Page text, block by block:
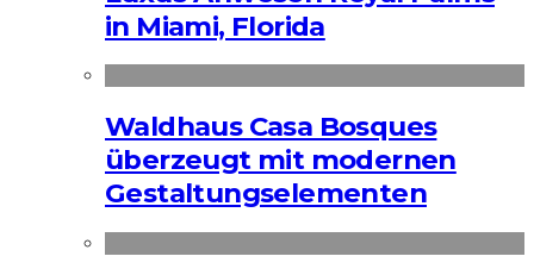
in Miami, Florida
Waldhaus Casa Bosques
überzeugt mit modernen
Gestaltungselementen